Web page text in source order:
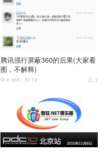
腾讯强行屏蔽360的后果(大家看
图，不解释)
 3
 6.98K  13